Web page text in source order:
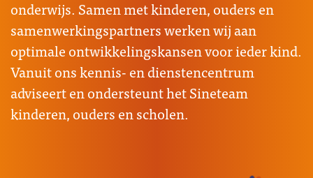
onderwijs. Samen met kinderen, ouders en
samenwerkingspartners werken wij aan
optimale ontwikkelingskansen voor ieder kind.
Vanuit ons kennis- en dienstencentrum
adviseert en ondersteunt het Sineteam
kinderen, ouders en scholen.